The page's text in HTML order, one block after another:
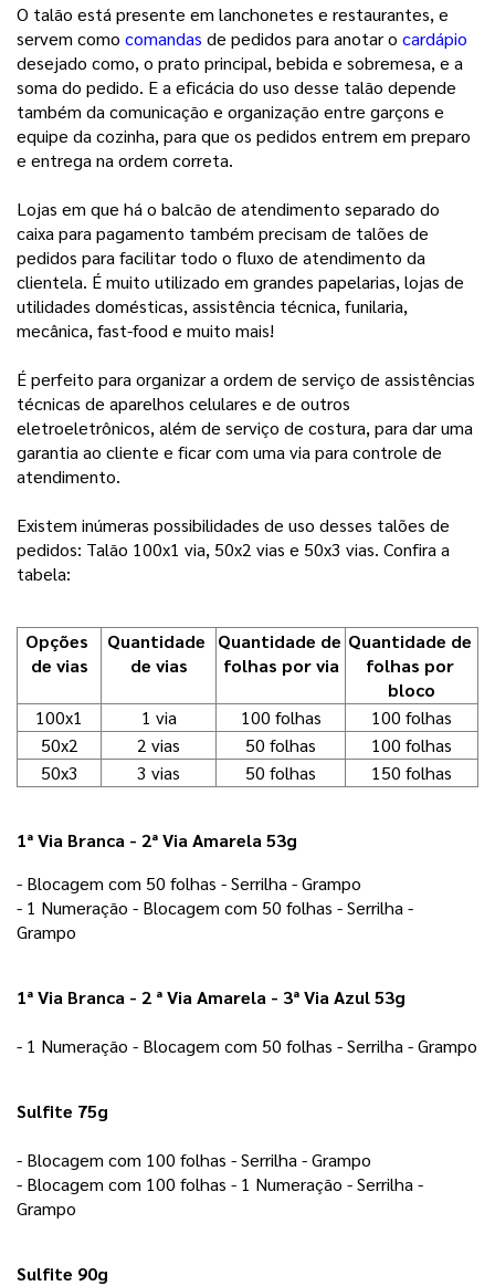
O talão está presente em lanchonetes e restaurantes, e
servem como comandas de pedidos para anotar o cardápio
desejado como, o prato principal, bebida e sobremesa, e a
soma do pedido. E a eficácia do uso desse talão depende
também da comunicação e organização entre garçons e
equipe da cozinha, para que os pedidos entrem em preparo
e entrega na ordem correta.
Lojas em que há o balcão de atendimento separado do
caixa para pagamento também precisam de talões de
pedidos para facilitar todo o fluxo de atendimento da
clientela. É muito utilizado em grandes papelarias, lojas de
utilidades domésticas, assistência técnica, funilaria,
mecânica, fast-food e muito mais!
É perfeito para organizar a ordem de serviço de assistências
técnicas de aparelhos celulares e de outros
eletroeletrônicos, além de serviço de costura, para dar uma
garantia ao cliente e ficar com uma via para controle de
atendimento.
Existem inúmeras possibilidades de uso desses talões de
pedidos: Talão 100x1 via, 50x2 vias e 50x3 vias. Confira a
tabela:
Opções
de vias
Quantidade
de vias
Quantidade de
folhas por via
Quantidade de
folhas por
bloco
100x1
1 via 100 folhas
100 folhas
50x2
2 vias 50 folhas
100 folhas
50x3
3 vias 50 folhas 150 folhas
1ª Via Branca - 2ª Via Amarela 53g
- Blocagem com 50 folhas - Serrilha - Grampo
- 1 Numeração - Blocagem com 50 folhas - Serrilha -
Grampo
1ª Via Branca - 2 ª Via Amarela - 3ª Via Azul 53g
- 1 Numeração - Blocagem com 50 folhas - Serrilha - Grampo
Sulfite 75g
- Blocagem com 100 folhas - Serrilha - Grampo
- Blocagem com 100 folhas - 1 Numeração - Serrilha -
Grampo
Sulfite 90g